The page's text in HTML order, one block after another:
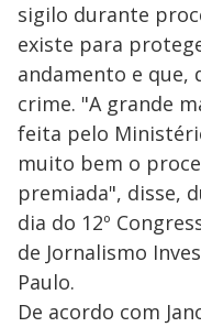
sigilo durante
existe para
andamento e que,
crime. "A grande
feita pelo
muito bem o
premiada", disse,
dia do 12º
de Jornalismo
Paulo.
De acordo com